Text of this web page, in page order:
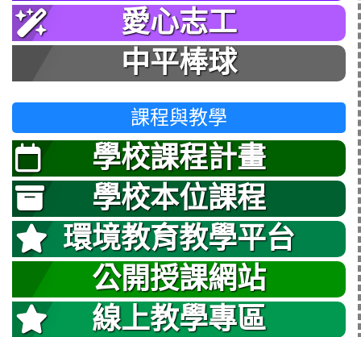
愛心志工
中平棒球
課程與教學
學校課程計畫
學校本位課程
環境教育教學平台
公開授課網站
線上教學專區